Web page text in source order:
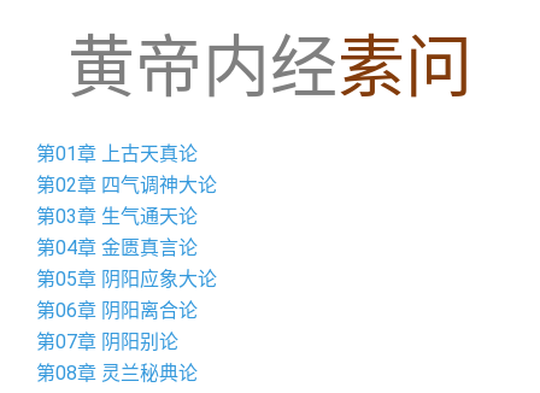
黄帝内经素问
第01章 上古天真论
第02章 四气调神大论
第03章 生气通天论
第04章 金匮真言论
第05章 阴阳应象大论
第06章 阴阳离合论
第07章 阴阳别论
第08章 灵兰秘典论